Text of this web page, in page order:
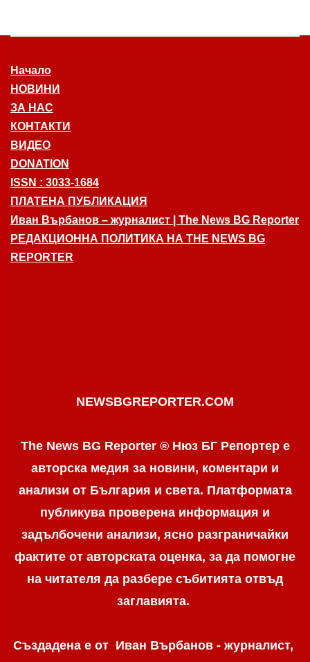
Начало
НОВИНИ
ЗА НАС
КОНТАКТИ
ВИДЕО
DONATION
ISSN : 3033-1684
ПЛАТЕНА ПУБЛИКАЦИЯ
Иван Върбанов – журналист | The News BG Reporter
РЕДАКЦИОННА ПОЛИТИКА НА THE NEWS BG
REPORTER
NEWSBGREPORTER.COM
The News BG Reporter ® Нюз БГ Репортер е
авторска медия за новини, коментари и
анализи от България и света. Платформата
публикува проверена информация и
задълбочени анализи, ясно разграничaйки
фактите от авторската оценка, за да помогне
на читателя да разбере събитията отвъд
заглавията.
Създадена е от Иван Върбанов - журналист,